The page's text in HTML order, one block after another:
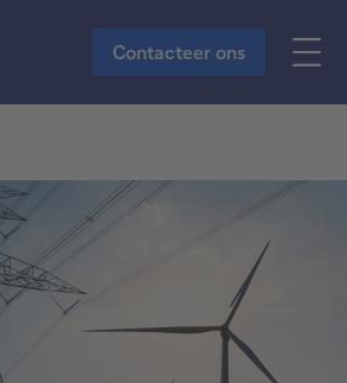
Naar de hoofdinhoud
Contacteer ons